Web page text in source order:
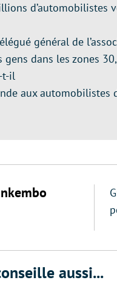
général de
dans les zones
t-il
aux
aussi...